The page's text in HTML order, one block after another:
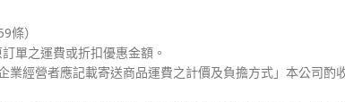
條）
單之運費或折扣優惠金額。
經營者應記載寄送商品運費之計價及負擔方式」本公司酌